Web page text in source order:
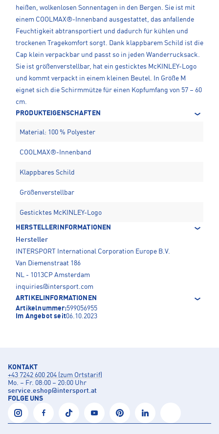
heißen, wolkenlosen Sonnentagen in den Bergen. Sie ist mit
einem COOLMAX®-Innenband ausgestattet, das anfallende
Feuchtigkeit abtransportiert und dadurch für kühlen und
trockenen Tragekomfort sorgt. Dank klappbarem Schild ist die
Cap klein verpackbar und passt so in jeden Wanderrucksack.
Sie ist größenverstellbar, hat ein gesticktes McKINLEY-Logo
und kommt verpackt in einem kleinen Beutel. In Größe M
eignet sich die Schirmmütze für einen Kopfumfang von 57 – 60
cm.
PRODUKTEIGENSCHAFTEN
Material: 100 % Polyester
COOLMAX®-Innenband
Klappbares Schild
Größenverstellbar
Gesticktes McKINLEY-Logo
HERSTELLERINFORMATIONEN
Hersteller
INTERSPORT International Corporation Europe B.V.
Van Diemenstraat 186
NL - 1013CP Amsterdam
inquiries@intersport.com
ARTIKELINFORMATIONEN
Artikelnummer:599056955
Im Angebot seit06.10.2023
KONTAKT
+43 7242 600 204 (zum Ortstarif)
Mo. – Fr. 08:00 – 20:00 Uhr
service.eshop@intersport.at
FOLGE UNS